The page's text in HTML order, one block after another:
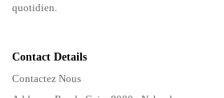
quotidien.
Contact Details
Contactez Nous